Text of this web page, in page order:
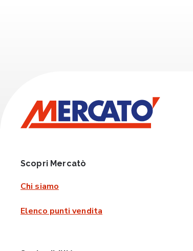
Scopri Mercatò
Chi siamo
Elenco punti vendita